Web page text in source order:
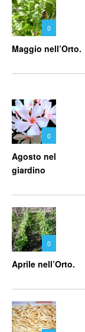
0
Maggio nell’Orto.
0
Agosto nel
giardino
0
Aprile nell’Orto.